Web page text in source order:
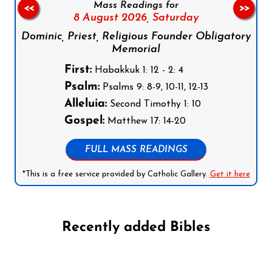
Mass Readings for
8 August 2026, Saturday
Dominic, Priest, Religious Founder Obligatory
Memorial
First:Habakkuk 1: 12 - 2: 4
Psalm:Psalms 9: 8-9, 10-11, 12-13
Alleluia:Second Timothy 1: 10
Gospel:Matthew 17: 14-20
FULL MASS READINGS
*This is a free service provided by Catholic Gallery. Get it here
<< >>
Recently added Bibles